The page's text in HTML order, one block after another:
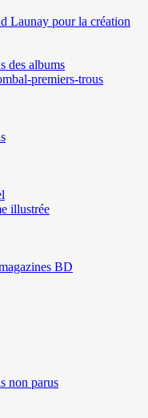
Launay pour la création
des albums
premiers-trous
illustrée
BD
non parus